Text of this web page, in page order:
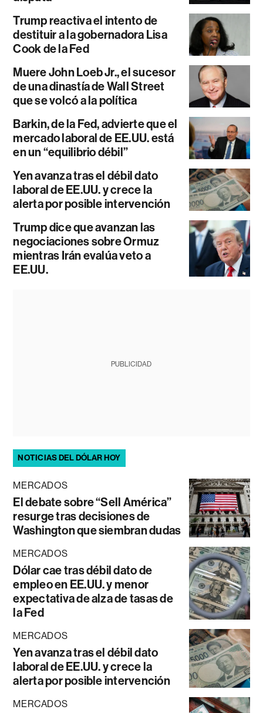
Trump reactiva el intento de
destituir a la gobernadora Lisa
Cook de la Fed
Muere John Loeb Jr., el sucesor
de una dinastía de Wall Street
que se volcó a la política
Barkin, de la Fed, advierte que el
mercado laboral de EE.UU. está
en un “equilibrio débil”
Yen avanza tras el débil dato
laboral de EE.UU. y crece la
alerta por posible intervención
Trump dice que avanzan las
negociaciones sobre Ormuz
mientras Irán evalúa veto a
EE.UU.
PUBLICIDAD
NOTICIAS DEL DÓLAR HOY
MERCADOS
El debate sobre “Sell América”
resurge tras decisiones de
Washington que siembran dudas
MERCADOS
Dólar cae tras débil dato de
empleo en EE.UU. y menor
expectativa de alza de tasas de
la Fed
MERCADOS
Yen avanza tras el débil dato
laboral de EE.UU. y crece la
alerta por posible intervención
MERCADOS